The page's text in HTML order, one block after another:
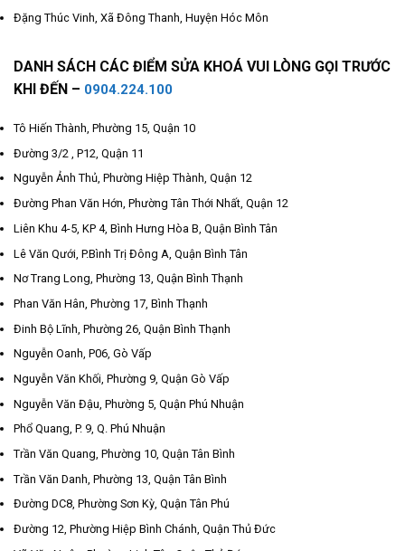
Đặng Thúc Vinh, Xã Đông Thanh, Huyện Hóc Môn
DANH SÁCH CÁC ĐIỂM SỬA KHOÁ VUI LÒNG GỌI TRƯỚC
KHI ĐẾN – 0904.224.100
Tô Hiến Thành, Phường 15, Quận 10
Đường 3/2 , P12, Quận 11
Nguyễn Ảnh Thủ, Phường Hiệp Thành, Quận 12
Đường Phan Văn Hớn, Phường Tân Thới Nhất, Quận 12
Liên Khu 4-5, KP 4, Bình Hưng Hòa B, Quận Bình Tân
Lê Văn Qưới, P.Bình Trị Đông A, Quận Bình Tân
Nơ Trang Long, Phường 13, Quận Bình Thạnh
Phan Văn Hân, Phường 17, Bình Thạnh
Đinh Bộ Lĩnh, Phường 26, Quận Bình Thạnh
Nguyễn Oanh, P06, Gò Vấp
Nguyễn Văn Khối, Phường 9, Quận Gò Vấp
Nguyễn Văn Đậu, Phường 5, Quận Phú Nhuận
Phổ Quang, P. 9, Q. Phú Nhuận
Trần Văn Quang, Phường 10, Quận Tân Bình
Trần Văn Danh, Phường 13, Quận Tân Bình
Đường DC8, Phường Sơn Kỳ, Quận Tân Phú
Đường 12, Phường Hiệp Bình Chánh, Quận Thủ Đức